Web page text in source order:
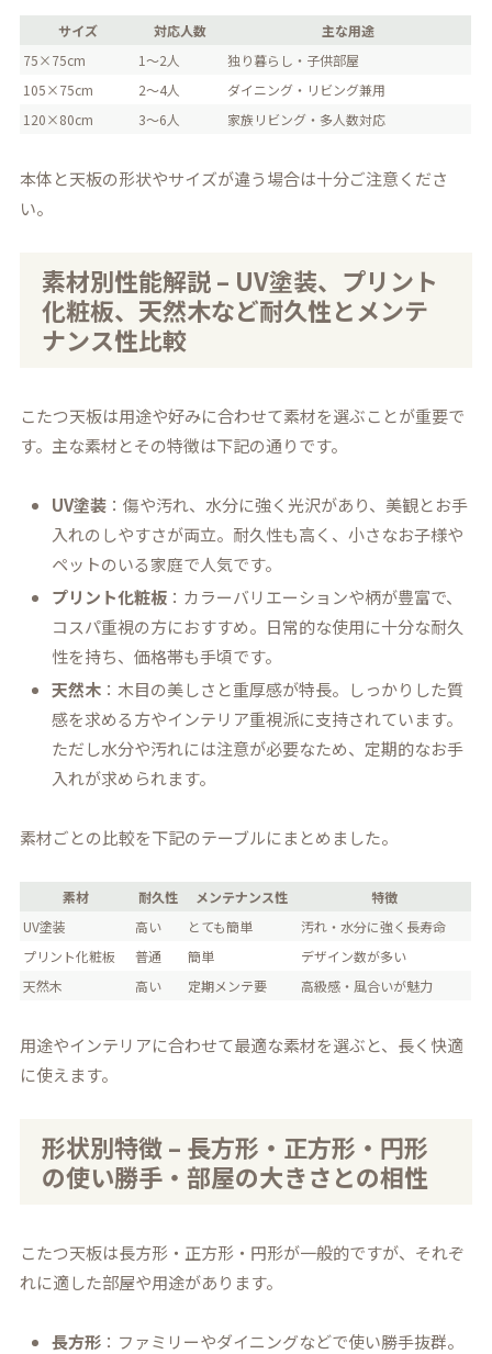
サイズ 対応人数
主な用途
75×75cm
1～2人
独り暮らし・子供部屋
105×75cm
2～4人
ダイニング・リビング兼用
120×80cm
3～6人 家族リビング・多人数対応
本体と天板の形状やサイズが違う場合は十分ご注意くださ
い。
素材別性能解説 – UV塗装、プリント
化粧板、天然木など耐久性とメンテ
ナンス性比較
こたつ天板は用途や好みに合わせて素材を選ぶことが重要で
す。主な素材とその特徴は下記の通りです。
UV塗装 ：傷や汚れ、水分に強く光沢があり、美観とお手
入れのしやすさが両立。耐久性も高く、小さなお子様や
ペットのいる家庭で人気です。
プリント化粧板 ：カラーバリエーションや柄が豊富で、
コスパ重視の方におすすめ。日常的な使用に十分な耐久
性を持ち、価格帯も手頃です。
天然木 ：木目の美しさと重厚感が特長。しっかりした質
感を求める方やインテリア重視派に支持されています。
ただし水分や汚れには注意が必要なため、定期的なお手
入れが求められます。
素材ごとの比較を下記のテーブルにまとめました。
素材 耐久性 メンテナンス性
特徴
UV塗装
高い とても簡単
汚れ・水分に強く長寿命
プリント化粧板
普通 簡単
デザイン数が多い
天然木
高い 定期メンテ要 高級感・風合いが魅力
用途やインテリアに合わせて最適な素材を選ぶと、長く快適
に使えます。
形状別特徴 – 長方形・正方形・円形
の使い勝手・部屋の大きさとの相性
こたつ天板は長方形・正方形・円形が一般的ですが、それぞ
れに適した部屋や用途があります。
長方形 ：ファミリーやダイニングなどで使い勝手抜群。